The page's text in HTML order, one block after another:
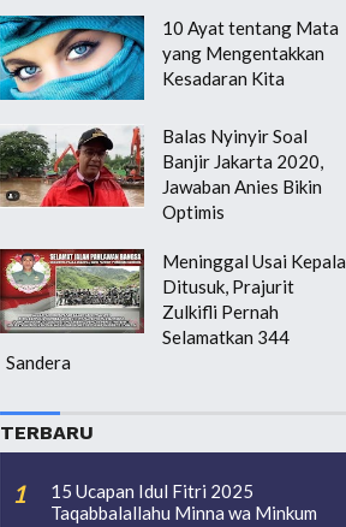
10 Ayat tentang Mata
yang Mengentakkan
Kesadaran Kita
Balas Nyinyir Soal
Banjir Jakarta 2020,
Jawaban Anies Bikin
Optimis
Meninggal Usai Kepala
Ditusuk, Prajurit
Zulkifli Pernah
Selamatkan 344
Sandera
TERBARU
15 Ucapan Idul Fitri 2025
Taqabbalallahu Minna wa Minkum